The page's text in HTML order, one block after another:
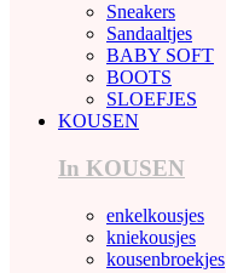
Sneakers
Sandaaltjes
BABY SOFT
BOOTS
SLOEFJES
KOUSEN
In KOUSEN
enkelkousjes
kniekousjes
kousenbroekjes